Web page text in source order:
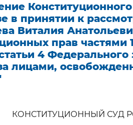
в принятии к
Виталия
прав частями
статьи 4
лицами,
КОНСТИТУЦИОННЫЙ СУД